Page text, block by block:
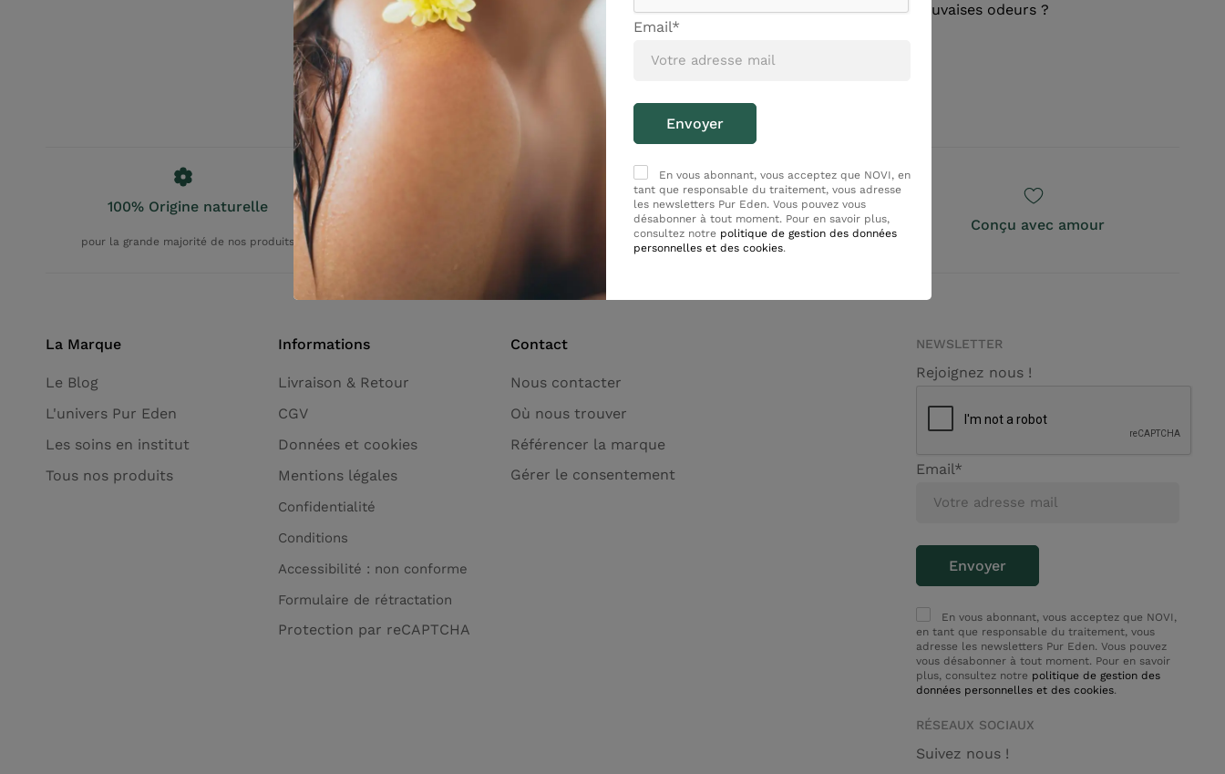
mauvaises odeurs ?
100% Origine naturelle
pour la grande majorité de nos produits
Huiles essentielles Bio Conçu avec amour
La Marque
Le Blog
L'univers Pur Eden
Les soins en institut
Tous nos produits
Contact
Nous contacter
Où nous trouver
Référencer la marque
Gérer le consentement
Informations
Livraison & Retour
CGV
Données et cookies
Mentions légales
Confidentialité
Conditions
Accessibilité : non conforme
Formulaire de rétractation
Protection par reCAPTCHA
NEWSLETTER
Rejoignez nous !
Email*
En vous abonnant, vous acceptez que NOVI,
en tant que responsable du traitement, vous
adresse les newsletters Pur Eden. Vous pouvez
vous désabonner à tout moment. Pour en savoir
plus, consultez notre politique de gestion des
données personnelles et des cookies.
RÉSEAUX SOCIAUX
Suivez nous !
Email*
En vous abonnant, vous acceptez que NOVI, en
tant que responsable du traitement, vous adresse
les newsletters Pur Eden. Vous pouvez vous
désabonner à tout moment. Pour en savoir plus,
consultez notre politique de gestion des données
personnelles et des cookies.